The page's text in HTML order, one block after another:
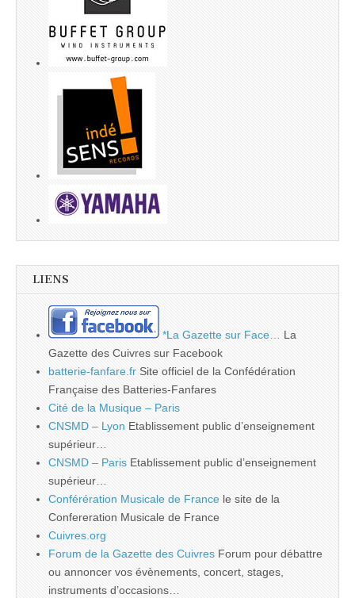
LIENS
*La Gazette sur Face… La
Gazette des Cuivres sur Facebook
batterie-fanfare.fr Site officiel de la Confédération
Française des Batteries-Fanfares
Cité de la Musique – Paris
CNSMD – Lyon Etablissement public d’enseignement
supérieur…
CNSMD – Paris Etablissement public d’enseignement
supérieur…
Conférération Musicale de France le site de la
Confereration Musicale de France
Cuivres.org
Forum de la Gazette des Cuivres Forum pour débattre
ou annoncer vos évènements, concert, stages,
instruments d’occasions…